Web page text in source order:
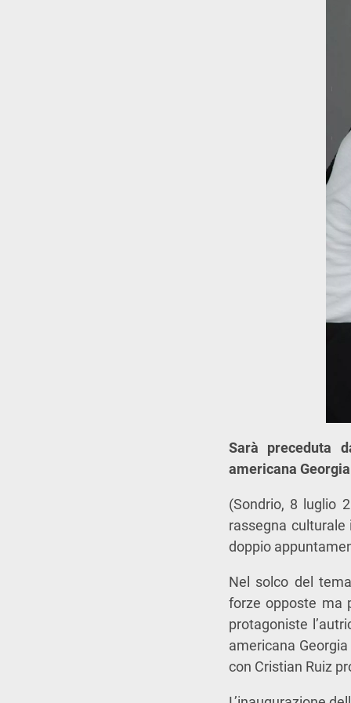
Sarà preceduta
americana Georgia
(Sondrio, 8 luglio
rassegna
doppio
Nel solco del
forze opposte ma
protagoniste
americana
con Cristian Ruiz